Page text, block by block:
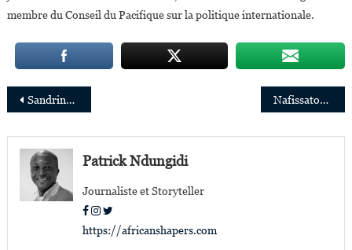
membre du Conseil du Pacifique sur la politique internationale.
Navigation
de
l’article
Sandrine Mubenga nommée Directrice de IEEE smart village en RDC Nafissatou Dia,nouvelle Directrice de la communication et de la responsabilité sociétale du groupe CFAO
Patrick Ndungidi
Journaliste et Storyteller
https://africanshapers.com